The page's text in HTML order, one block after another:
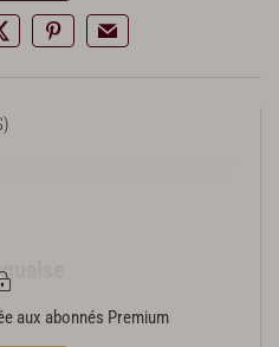
cuits et désossés
aux abonnés Premium